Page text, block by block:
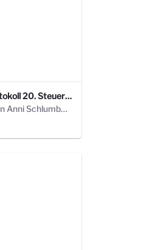
20170524 Protokoll 20. Steuerungskreis.pdf
vor 5 Jahren von Anni Schlumberger